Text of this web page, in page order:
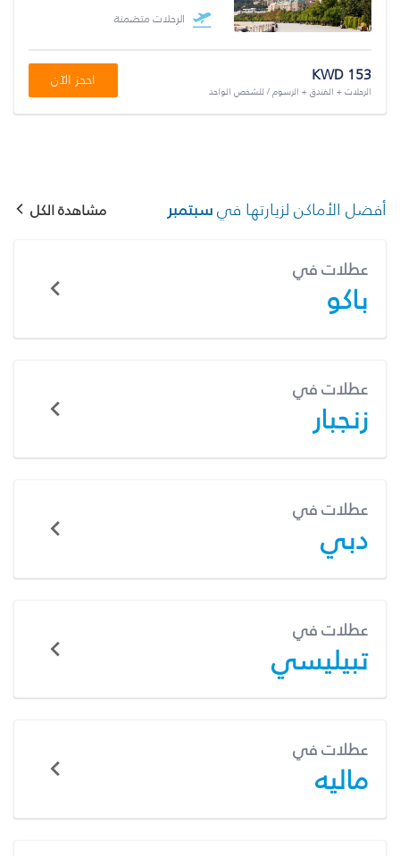
الرحلات متضمنة
KWD 153
الرحلات + الفندق + الرسوم / للشخص الواحد
احجز الآن
أفضل الأماكن لزيارتها فيسبتمبر مشاهدة الكل
عطلات في
باكو
عطلات في
زنجبار
عطلات في
دبي
عطلات في
تبيليسي
عطلات في
ماليه